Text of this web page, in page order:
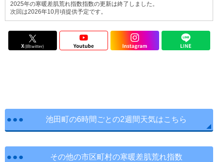
2025年の寒暖差肌荒れ指数指数の更新は終了しました。
次回は2026年10月頃提供予定です。
池田町の6時間ごとの2週間天気はこちら
その他の市区町村の寒暖差肌荒れ指数